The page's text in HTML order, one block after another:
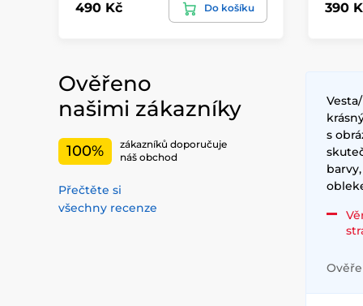
490 Kč Do košíku 390
Ověřeno
našimi zákazníky
100%
zákazníků doporučuje
náš obchod
Přečtěte si
všechny recenze
s